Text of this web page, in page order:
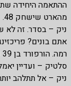
מהארט שישחק 48.
ניק – בסדר. זה לא
אתם בונים?
רמה. הורפורד בן 39 עוד רגע.
סלטיק – ועדיין
ניק – אל תתלהב